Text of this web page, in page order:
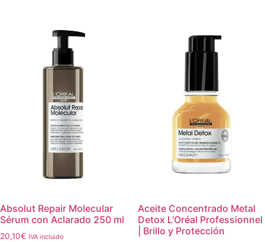
Absolut Repair Molecular
Sérum con Aclarado 250 ml
20,10€ IVA incluido
Aceite Concentrado Metal
Detox L’Oréal Professionnel
| Brillo y Protección